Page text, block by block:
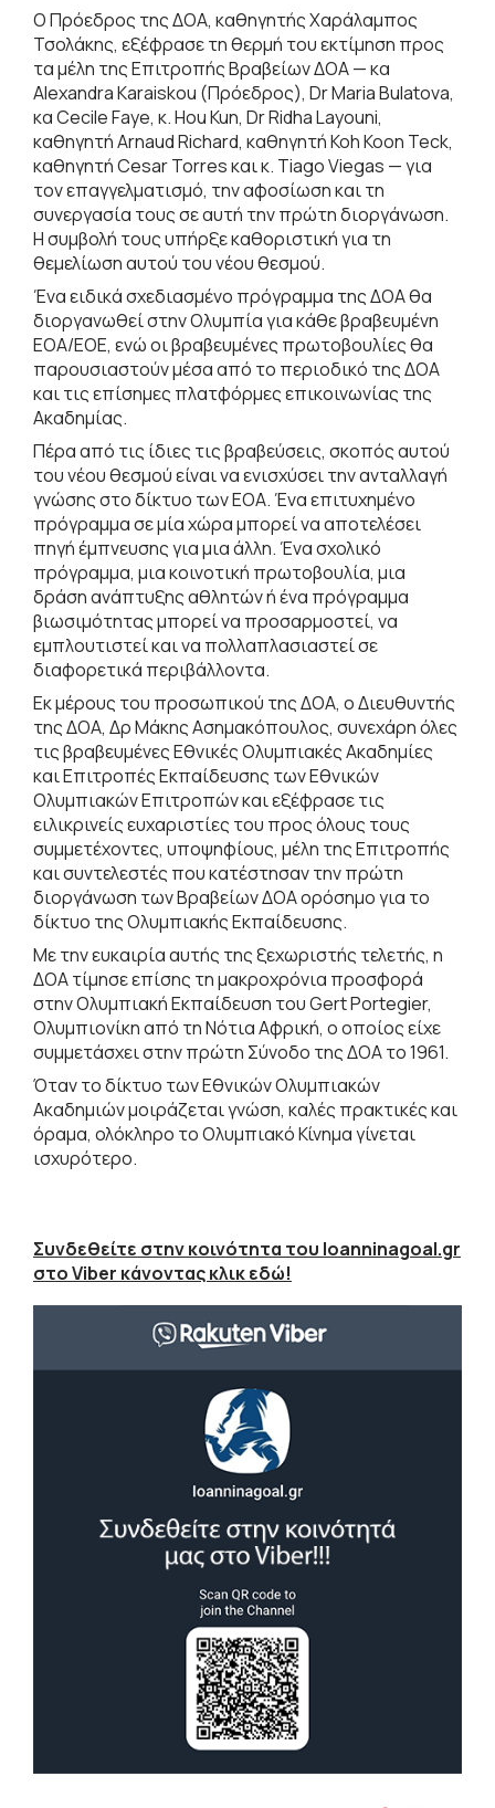
Ο Πρόεδρος της ΔΟΑ, καθηγητής Χαράλαμπος
Τσολάκης, εξέφρασε τη θερμή του εκτίμηση προς
τα μέλη της Επιτροπής Βραβείων ΔΟΑ — κα
Alexandra Karaiskou (Πρόεδρος), Dr Maria Bulatova,
κα Cecile Faye, κ. Hou Kun, Dr Ridha Layouni,
καθηγητή Arnaud Richard, καθηγητή Koh Koon Teck,
καθηγητή Cesar Torres και κ. Tiago Viegas — για
τον επαγγελματισμό, την αφοσίωση και τη
συνεργασία τους σε αυτή την πρώτη διοργάνωση.
Η συμβολή τους υπήρξε καθοριστική για τη
θεμελίωση αυτού του νέου θεσμού.
Ένα ειδικά σχεδιασμένο πρόγραμμα της ΔΟΑ θα
διοργανωθεί στην Ολυμπία για κάθε βραβευμένη
ΕΟΑ/ΕΟΕ, ενώ οι βραβευμένες πρωτοβουλίες θα
παρουσιαστούν μέσα από το περιοδικό της ΔΟΑ
και τις επίσημες πλατφόρμες επικοινωνίας της
Ακαδημίας.
Πέρα από τις ίδιες τις βραβεύσεις, σκοπός αυτού
του νέου θεσμού είναι να ενισχύσει την ανταλλαγή
γνώσης στο δίκτυο των ΕΟΑ. Ένα επιτυχημένο
πρόγραμμα σε μία χώρα μπορεί να αποτελέσει
πηγή έμπνευσης για μια άλλη. Ένα σχολικό
πρόγραμμα, μια κοινοτική πρωτοβουλία, μια
δράση ανάπτυξης αθλητών ή ένα πρόγραμμα
βιωσιμότητας μπορεί να προσαρμοστεί, να
εμπλουτιστεί και να πολλαπλασιαστεί σε
διαφορετικά περιβάλλοντα.
Εκ μέρους του προσωπικού της ΔΟΑ, ο Διευθυντής
της ΔΟΑ, Δρ Μάκης Ασημακόπουλος, συνεχάρη όλες
τις βραβευμένες Εθνικές Ολυμπιακές Ακαδημίες
και Επιτροπές Εκπαίδευσης των Εθνικών
Ολυμπιακών Επιτροπών και εξέφρασε τις
ειλικρινείς ευχαριστίες του προς όλους τους
συμμετέχοντες, υποψηφίους, μέλη της Επιτροπής
και συντελεστές που κατέστησαν την πρώτη
διοργάνωση των Βραβείων ΔΟΑ ορόσημο για το
δίκτυο της Ολυμπιακής Εκπαίδευσης.
Με την ευκαιρία αυτής της ξεχωριστής τελετής, η
ΔΟΑ τίμησε επίσης τη μακροχρόνια προσφορά
στην Ολυμπιακή Εκπαίδευση του Gert Portegier,
Ολυμπιονίκη από τη Νότια Αφρική, ο οποίος είχε
συμμετάσχει στην πρώτη Σύνοδο της ΔΟΑ το 1961.
Όταν το δίκτυο των Εθνικών Ολυμπιακών
Ακαδημιών μοιράζεται γνώση, καλές πρακτικές και
όραμα, ολόκληρο το Ολυμπιακό Κίνημα γίνεται
ισχυρότερο.
Συνδεθείτε στην κοινότητα του Ioanninagoal.gr
στο Viber κάνοντας κλικ εδώ!